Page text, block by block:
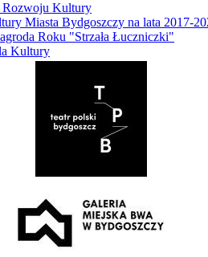
Rozwoju Kultury
Miasta Bydgoszczy na lata 2017-
Roku "Strzała Łuczniczki"
Kultury